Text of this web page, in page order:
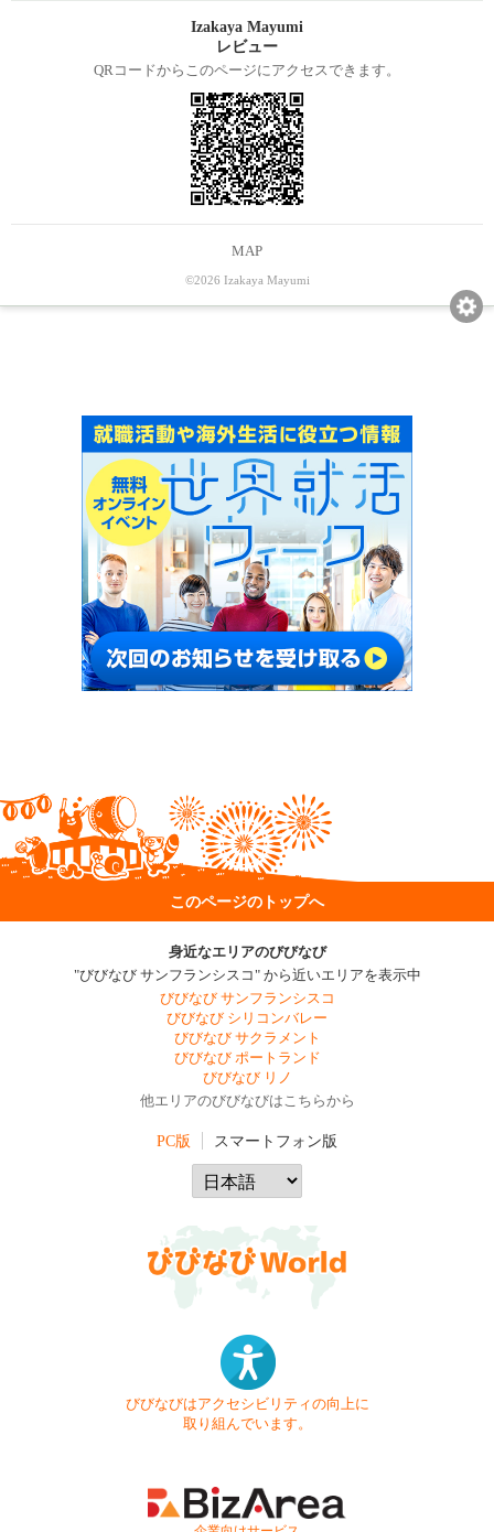
Izakaya Mayumi
レビュー
QRコードからこのページにアクセスできます。
MAP
©2026 Izakaya Mayumi
このページのトップへ
身近なエリアのびびなび
"びびなび サンフランシスコ" から近いエリアを表示中
びびなび サンフランシスコ
びびなび シリコンバレー
びびなび サクラメント
びびなび ポートランド
びびなび リノ
他エリアのびびなびはこちらから
PC版 スマートフォン版
びびなびはアクセシビリティの向上に
取り組んでいます。